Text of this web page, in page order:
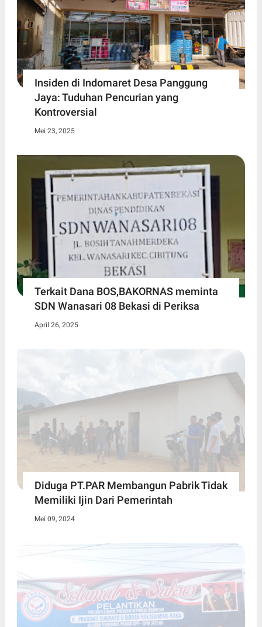
Insiden di Indomaret Desa Panggung
Jaya: Tuduhan Pencurian yang
Kontroversial
Mei 23, 2025
Terkait Dana BOS,BAKORNAS meminta
SDN Wanasari 08 Bekasi di Periksa
April 26, 2025
Diduga PT.PAR Membangun Pabrik Tidak
Memiliki Ijin Dari Pemerintah
Mei 09, 2024